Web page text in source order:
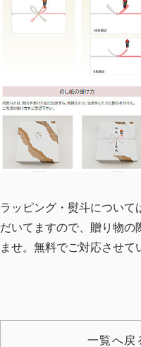
ラッピング・熨斗について
だいてますので、贈り物の
ませ。無料でご対応させて
一覧へ戻